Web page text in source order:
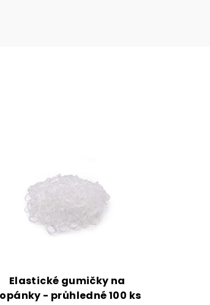
Elastické gumičky na
- průhledné 100 ks